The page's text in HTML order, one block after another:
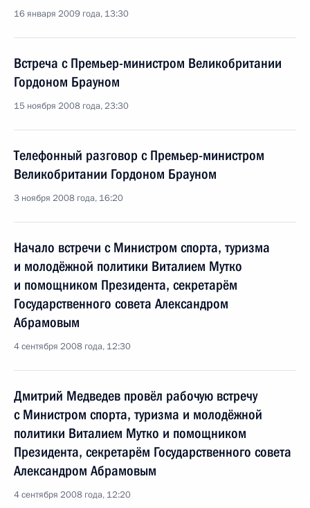
16 января 2009 года, 13:30
Встреча с Премьер-министром Великобритании
Гордоном Брауном
15 ноября 2008 года, 23:30
Телефонный разговор с Премьер-министром
Великобритании Гордоном Брауном
3 ноября 2008 года, 16:20
Начало встречи с Министром спорта, туризма
и молодёжной политики Виталием Мутко
и помощником Президента, секретарём
Государственного совета Александром
Абрамовым
4 сентября 2008 года, 12:30
Дмитрий Медведев провёл рабочую встречу
с Министром спорта, туризма и молодёжной
политики Виталием Мутко и помощником
Президента, секретарём Государственного совета
Александром Абрамовым
4 сентября 2008 года, 12:20